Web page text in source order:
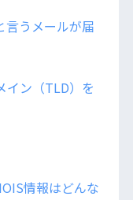
言うメールが届
イン（TLD）を
情報はどんな